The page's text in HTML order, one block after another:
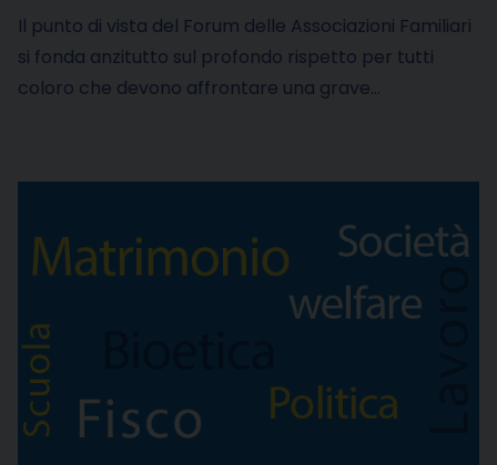
Il punto di vista del Forum delle Associazioni Familiari
si fonda anzitutto sul profondo rispetto per tutti
coloro che devono affrontare una grave…